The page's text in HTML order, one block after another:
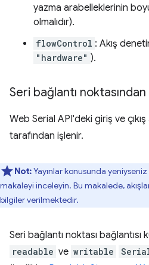
yazma arabelleklerinin
olmalıdır).
flowControl : Akış
"hardware" ).
Seri bağlantı
Web Serial API'deki giriş ve çıkış
tarafından işlenir.
Not:Yayınlar konusunda yeniyseniz
makaleyi inceleyin. Bu makalede,
bilgiler verilmektedir.
Seri bağlantı noktası
readable ve writable